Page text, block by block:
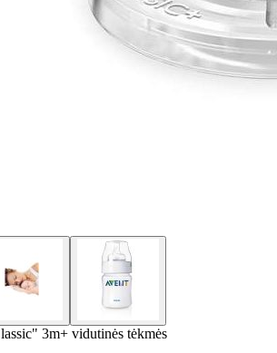
3m+ vidutinės tėkmės